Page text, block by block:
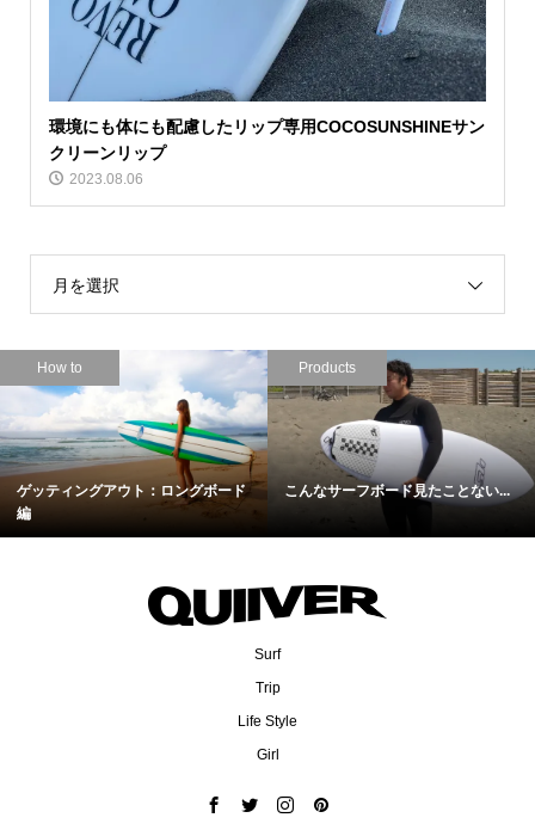
環境にも体にも配慮したリップ専用COCOSUNSHINEサン
クリーンリップ
2023.08.06
月を選択
How to
ゲッティングアウト：ロングボード
編
Products
こんなサーフボード見たことない...
Surf
Trip
Life Style
Girl